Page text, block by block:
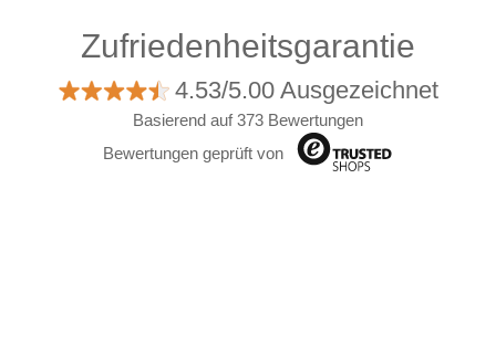
Zufriedenheitsgarantie
4.53/5.00 Ausgezeichnet
Basierend auf 373 Bewertungen
Bewertungen geprüft von